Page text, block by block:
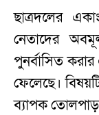
ছাত্রদলের
নেতাদের
পুনর্বাসিত
ফেলেছে।
ব্যাপক